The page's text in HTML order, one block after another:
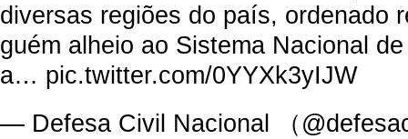
diversas regiões do país, ordenado
guém alheio ao Sistema Nacional
a… pic.twitter.com/0YYXk3yIJW
— Defesa Civil Nacional （